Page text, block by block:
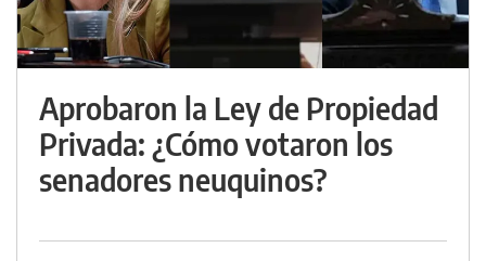
Aprobaron la Ley de Propiedad
Privada: ¿Cómo votaron los
senadores neuquinos?